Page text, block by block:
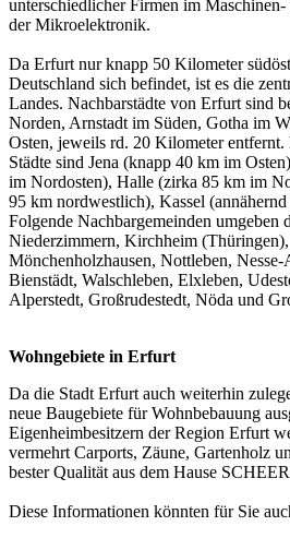
unterschiedlicher Firmen im
der Mikroelektronik.
Da Erfurt nur knapp 50 Kilometer
Deutschland sich befindet, ist es die
Landes. Nachbarstädte von Erfurt sind
Norden, Arnstadt im Süden, Gotha im
Osten, jeweils rd. 20 Kilometer entfernt.
Städte sind Jena (knapp 40 km im
im Nordosten), Halle (zirka 85 km im
95 km nordwestlich), Kassel
Folgende Nachbargemeinden umgeben
Niederzimmern, Kirchheim
Mönchenholzhausen, Nottleben,
Bienstädt, Walschleben, Elxleben,
Alperstedt, Großrudestedt, Nöda und
Wohngebiete in Erfurt
Da die Stadt Erfurt auch weiterhin
neue Baugebiete für Wohnbebauung
Eigenheimbesitzern der Region Erfurt
vermehrt Carports, Zäune, Gartenholz
bester Qualität aus dem Hause
Diese Informationen könnten für Sie